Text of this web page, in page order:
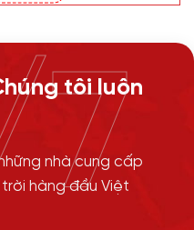
tôi luôn
nhà cung cấp
hàng đầu Việt